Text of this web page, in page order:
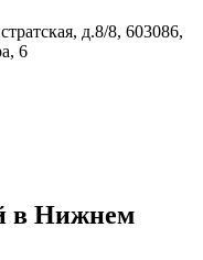
д.8/8, 603086,
6
в Нижнем